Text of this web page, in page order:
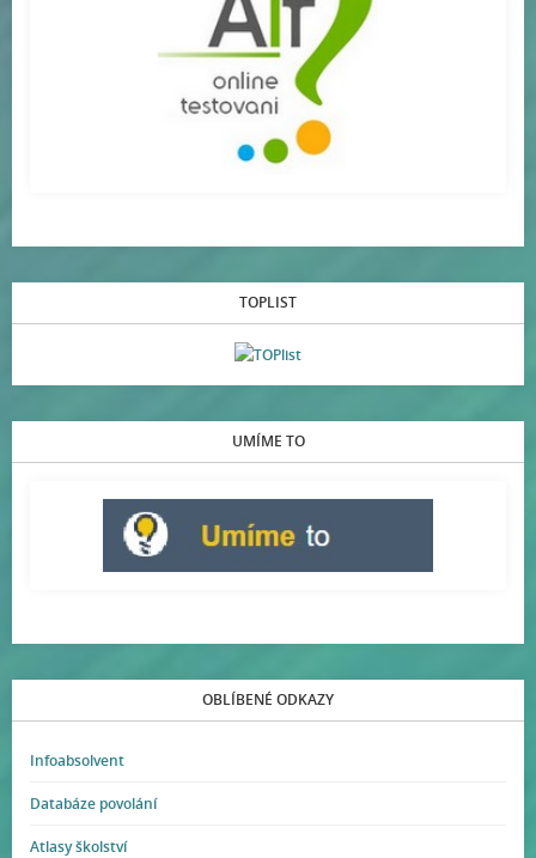
TOPLIST
UMÍME TO
OBLÍBENÉ ODKAZY
Infoabsolvent
Databáze povolání
Atlasy školství